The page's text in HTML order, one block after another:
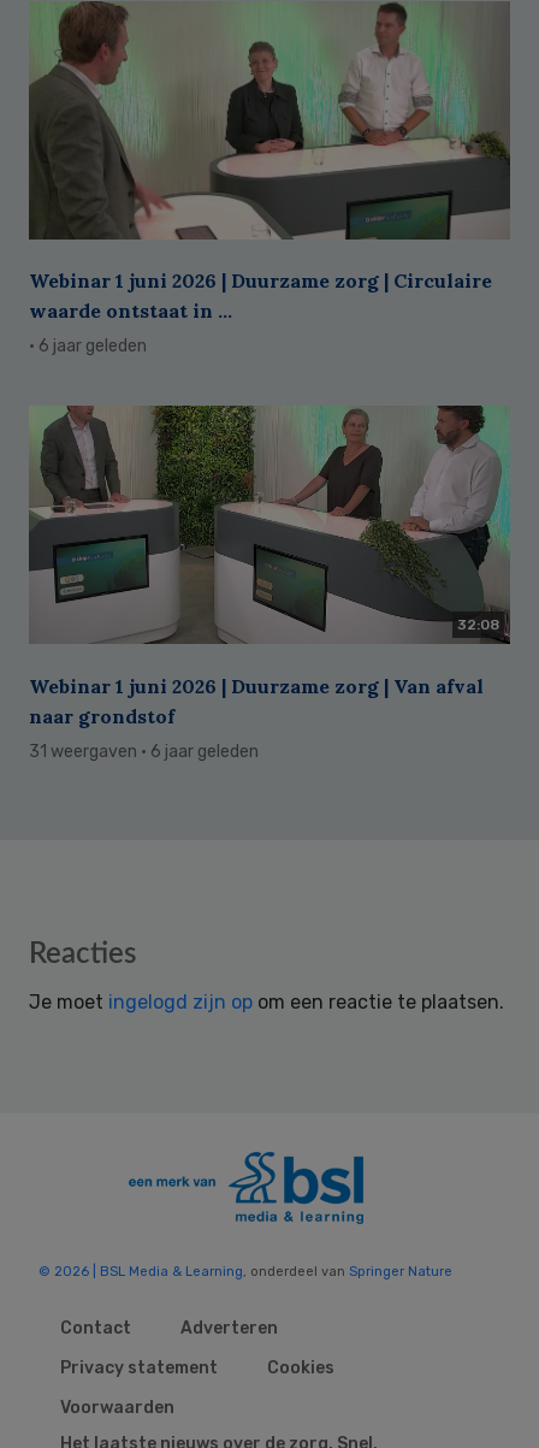
Webinar 1 juni 2026 | Duurzame zorg | Circulaire
waarde ontstaat in ...
· 6 jaar geleden
32:08
Webinar 1 juni 2026 | Duurzame zorg | Van afval
naar grondstof
31 weergaven · 6 jaar geleden
Reader
Reacties
Je moet ingelogd zijn op om een reactie te plaatsen.
© 2026 | BSL Media & Learning, onderdeel van Springer Nature
Contact
Adverteren
Privacy statement
Cookies
Voorwaarden
Het laatste nieuws over de zorg. Snel,